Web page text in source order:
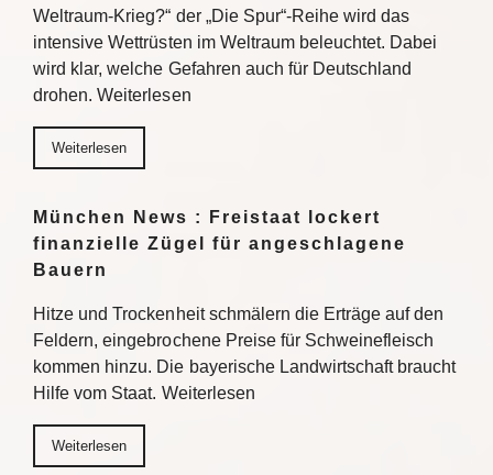
Weltraum-Krieg?“ der „Die Spur“-Reihe wird das
intensive Wettrüsten im Weltraum beleuchtet. Dabei
wird klar, welche Gefahren auch für Deutschland
drohen. Weiterlesen
Weiterlesen
München News : Freistaat lockert
finanzielle Zügel für angeschlagene
Bauern
Hitze und Trockenheit schmälern die Erträge auf den
Feldern, eingebrochene Preise für Schweinefleisch
kommen hinzu. Die bayerische Landwirtschaft braucht
Hilfe vom Staat. Weiterlesen
Weiterlesen